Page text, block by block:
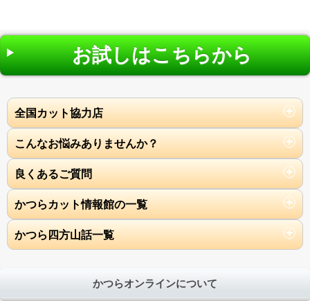
お試しはこちらから
全国カット協力店
こんなお悩みありませんか？
良くあるご質問
かつらカット情報館の一覧
かつら四方山話一覧
かつらオンラインについて